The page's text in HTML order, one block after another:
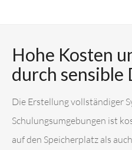
Hohe Kosten
durch sensible
Die Erstellung vollständiger
Schulungsumgebungen ist
auf den Speicherplatz als